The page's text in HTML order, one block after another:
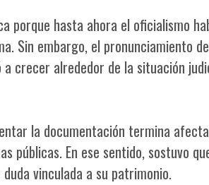
porque hasta ahora el oficialismo
Sin embargo, el pronunciamiento
crecer alrededor de la situación
la documentación termina
públicas. En ese sentido, sostuvo
vinculada a su patrimonio.